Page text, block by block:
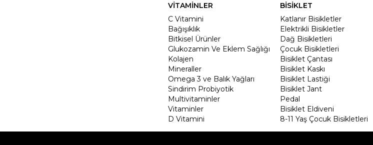
VİTAMİNLER
C Vitamini
Bağışıklık
Bitkisel Ürünler
Glukozamin Ve Eklem Sağlığı
Kolajen
Mineraller
Omega 3 ve Balık Yağları
Sindirim Probiyotik
Multivitaminler
Vitaminler
D Vitamini
BİSİKLET
Katlanır Bisikletler
Elektrikli Bisikletler
Dağ Bisikletleri
Çocuk Bisikletleri
Bisiklet Çantası
Bisiklet Kaskı
Bisiklet Lastiği
Bisiklet Jant
Pedal
Bisiklet Eldiveni
8-11 Yaş Çocuk Bisikletleri